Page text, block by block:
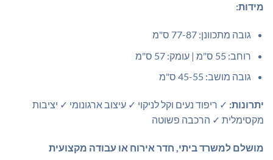
מידות:
גובה מתכוונן: 77-87 ס"מ
רוחב: 55 ס"מ | עומק: 57 ס"מ
גובה מושב: 45-55 ס"מ
יתרונות: ✓ ריפוד נעים וקל לניקוי ✓ עיצוב ארגונומי ✓ יציבות
מקסימלית ✓ הרכבה פשוטה
מושלם למשרד ביתי, חדר אירוח או עבודה מקצועית